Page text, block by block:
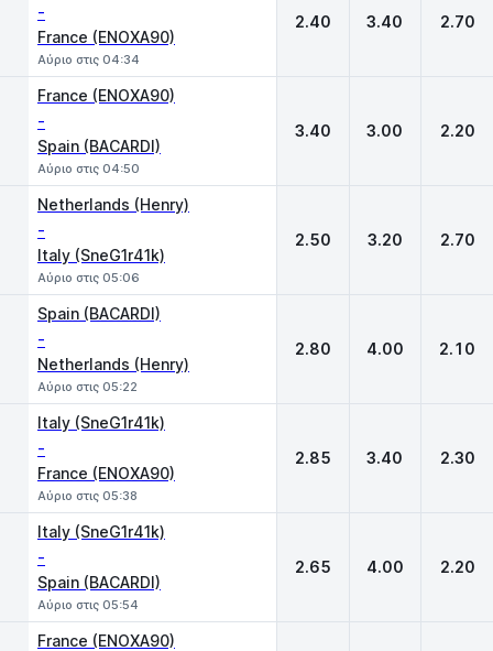
-
France (ENOXA90)
Αύριο στις 04:34
2.40 3.40 2.70
France (ENOXA90)
-
Spain (BACARDI)
Αύριο στις 04:50
3.40 3.00 2.20
Netherlands (Henry)
-
Italy (SneG1r41k)
Αύριο στις 05:06
2.50 3.20 2.70
Spain (BACARDI)
-
Netherlands (Henry)
Αύριο στις 05:22
2.80 4.00 2.10
Italy (SneG1r41k)
-
France (ENOXA90)
Αύριο στις 05:38
2.85 3.40 2.30
Italy (SneG1r41k)
-
Spain (BACARDI)
Αύριο στις 05:54
2.65 4.00 2.20
France (ENOXA90)